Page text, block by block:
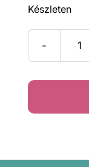
Készleten